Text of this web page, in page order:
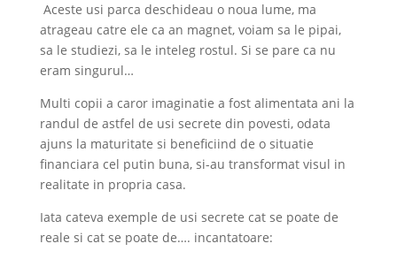
Aceste usi parca deschideau o noua lume, ma
atrageau catre ele ca an magnet, voiam sa le pipai,
sa le studiezi, sa le inteleg rostul. Si se pare ca nu
eram singurul…
Multi copii a caror imaginatie a fost alimentata ani la
randul de astfel de usi secrete din povesti, odata
ajuns la maturitate si beneficiind de o situatie
financiara cel putin buna, si-au transformat visul in
realitate in propria casa.
Iata cateva exemple de usi secrete cat se poate de
reale si cat se poate de…. incantatoare: